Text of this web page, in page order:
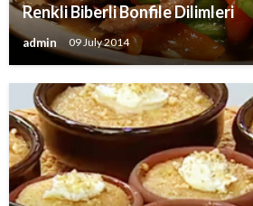
Renkli Biberli Bonfile Dilimleri
admin 09 July 2014